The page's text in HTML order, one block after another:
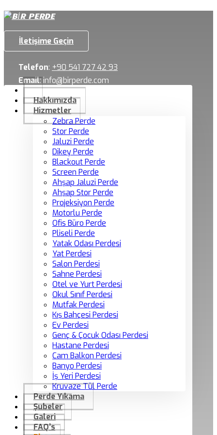
İletişime Geçin
Telefon: +90 541 727 42 93
Email:info@birperde.com
Hakkımızda
Hizmetler
Zebra Perde
Stor Perde
Jaluzi Perde
Dikey Perde
Blackout Perde
Screen Perde
Ahşap Jaluzi Perde
Ahşap Stor Perde
Projeksiyon Perde
Motorlu Perde
Ofis Büro Perde
Pliseli Perde
Yatak Odası Perdesi
Yat Perdesi
Salon Perdesi
Sahne Perdesi
Otel ve Yurt Perdesi
Okul Sınıf Perdesi
Mutfak Perdesi
Kış Bahçesi Perdesi
Ev Perdesi
Genç & Çocuk Odası Perdesi
Hastane Perdesi
Cam Balkon Perdesi
Banyo Perdesi
İş Yeri Perdesi
Kruvaze Tül Perde
Perde Yıkama
Şubeler
Galeri
FAQ’s